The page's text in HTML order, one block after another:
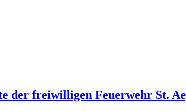
der freiwilligen Feuerwehr St.